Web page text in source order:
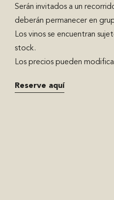
Serán invitados a un
deberán permanecer en
Los vinos se encuentran
stock.
Los precios pueden
Reserve aquí